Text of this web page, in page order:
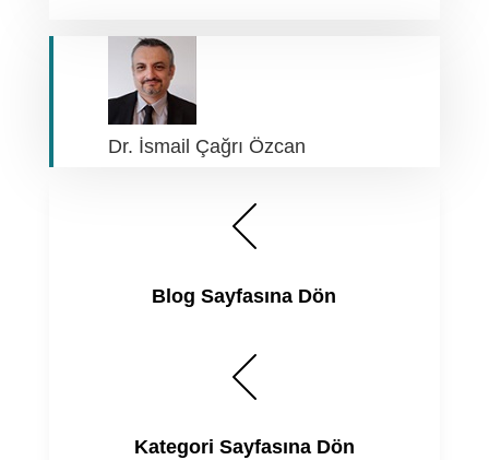
Dr. İsmail Çağrı Özcan
Blog Sayfasına Dön
Kategori Sayfasına Dön